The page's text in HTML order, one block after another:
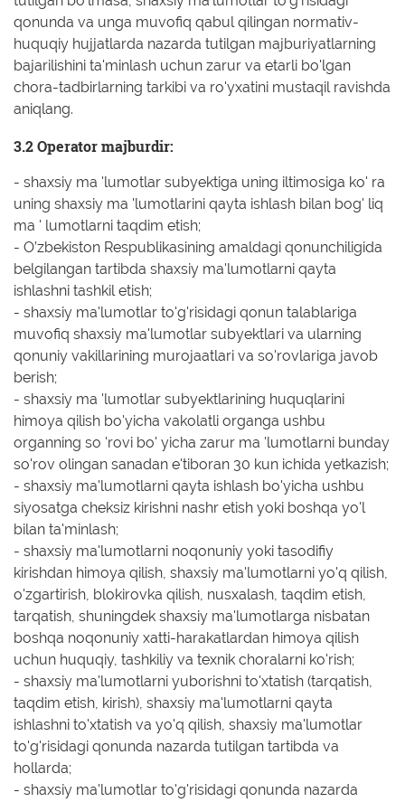
qonunda va unga muvofiq qabul qilingan normativ-
huquqiy hujjatlarda nazarda tutilgan majburiyatlarning
bajarilishini ta'minlash uchun zarur va etarli bo'lgan
chora-tadbirlarning tarkibi va ro'yxatini mustaqil ravishda
aniqlang.
3.2 Operator majburdir:
- shaxsiy ma 'lumotlar subyektiga uning iltimosiga ko' ra
uning shaxsiy ma 'lumotlarini qayta ishlash bilan bog' liq
ma ' lumotlarni taqdim etish;
- O’zbekiston Respublikasining amaldagi qonunchiligida
belgilangan tartibda shaxsiy ma'lumotlarni qayta
ishlashni tashkil etish;
- shaxsiy ma'lumotlar to'g'risidagi qonun talablariga
muvofiq shaxsiy ma'lumotlar subyektlari va ularning
qonuniy vakillarining murojaatlari va so'rovlariga javob
berish;
- shaxsiy ma 'lumotlar subyektlarining huquqlarini
himoya qilish bo'yicha vakolatli organga ushbu
organning so 'rovi bo' yicha zarur ma 'lumotlarni bunday
so'rov olingan sanadan e'tiboran 30 kun ichida yetkazish;
- shaxsiy ma'lumotlarni qayta ishlash bo'yicha ushbu
siyosatga cheksiz kirishni nashr etish yoki boshqa yo'l
bilan ta'minlash;
- shaxsiy ma'lumotlarni noqonuniy yoki tasodifiy
kirishdan himoya qilish, shaxsiy ma'lumotlarni yo'q qilish,
o'zgartirish, blokirovka qilish, nusxalash, taqdim etish,
tarqatish, shuningdek shaxsiy ma'lumotlarga nisbatan
boshqa noqonuniy xatti-harakatlardan himoya qilish
uchun huquqiy, tashkiliy va texnik choralarni ko'rish;
- shaxsiy ma'lumotlarni yuborishni to'xtatish (tarqatish,
taqdim etish, kirish), shaxsiy ma'lumotlarni qayta
ishlashni to'xtatish va yo'q qilish, shaxsiy ma'lumotlar
to'g'risidagi qonunda nazarda tutilgan tartibda va
hollarda;
- shaxsiy ma'lumotlar to'g'risidagi qonunda nazarda